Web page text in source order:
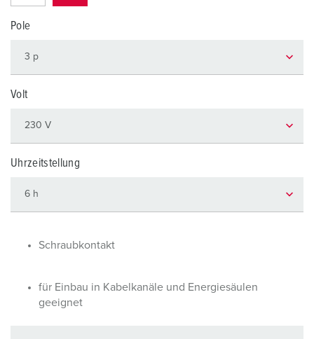
Pole
Volt
Uhrzeitstellung
Schraubkontakt
für Einbau in Kabelkanäle und Energiesäulen
geeignet